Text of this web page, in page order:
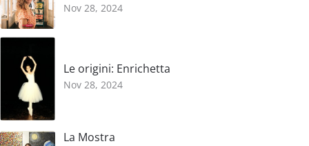
Nov 28, 2024
Le origini: Enrichetta
Nov 28, 2024
La Mostra